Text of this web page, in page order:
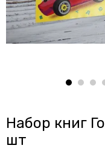
Набор книг
шт